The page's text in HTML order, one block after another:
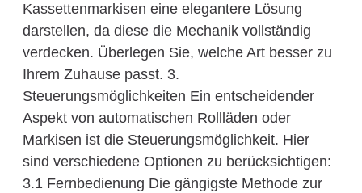
Kassettenmarkisen eine elegantere Lösung
darstellen, da diese die Mechanik vollständig
verdecken. Überlegen Sie, welche Art besser zu
Ihrem Zuhause passt. 3.
Steuerungsmöglichkeiten Ein entscheidender
Aspekt von automatischen Rollläden oder
Markisen ist die Steuerungsmöglichkeit. Hier
sind verschiedene Optionen zu berücksichtigen:
3.1 Fernbedienung Die gängigste Methode zur